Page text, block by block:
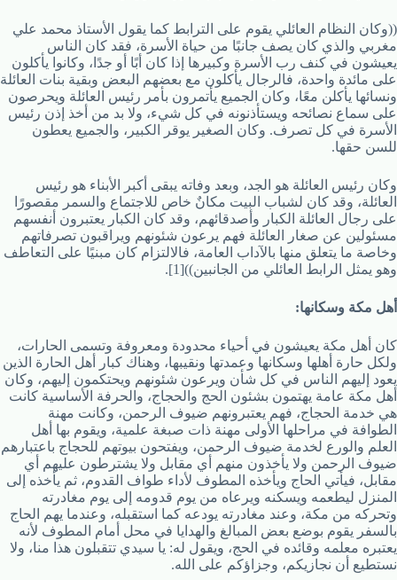
((وكان النظام العائلي يقوم على الترابط كما يقول الأستاذ محمد علي
مغربي والذي كان يصف جانبًا من حياة الأسرة، فقد كان الناس
يعيشون في كنف رب الأسرة وكبيرها إذا كان أبًا أو جدًا، وكانوا يأكلون
على مائدة واحدة، فالرجال يأكلون مع بعضهم البعض وبقية بنات العائلة
ونسائها يأكلن معًا، وكان الجميع يأتمرون بأمر رئيس العائلة ويحرصون
على سماع نصائحه ويستأذنونه في كل شيء، ولا بد من أخذ إذن رئيس
الأسرة في كل تصرف. وكان الصغير يوقر الكبير، والجميع يعطون
للسن حقها.
وكان رئيس العائلة هو الجد، وبعد وفاته يبقى أكبر الأبناء هو رئيس
العائلة، وقد كان لشباب البيت مكانٌ خاص للاجتماع والسمر مقصورًا
على رجال العائلة الكبار وأصدقائهم، وقد كان الكبار يعتبرون أنفسهم
مسئولين عن صغار العائلة فهم يرعون شئونهم ويراقبون تصرفاتهم
وخاصة ما يتعلق منها بالآداب العامة، فالالتزام كان مبنيًا على التعاطف
وهو يمثل الرابط العائلي من الجانبين))[1].
أهل مكة وسكانها:
كان أهل مكة يعيشون في أحياء محدودة ومعروفة وتسمى الحارات،
ولكل حارة أهلها وسكانها وعمدتها ونقيبها، وهناك كبار أهل الحارة الذين
يعود إليهم الناس في كل شأن ويرعون شئونهم ويحتكمون إليهم، وكان
أهل مكة عامة يهتمون بشئون الحج والحجاج، والحرفة الأساسية كانت
هي خدمة الحجاج، فهم يعتبرونهم ضيوف الرحمن، وكانت مهنة
الطوافة في مراحلها الأولى مهنة ذات صبغة علمية، ويقوم بها أهل
العلم والورع لخدمة ضيوف الرحمن، ويفتحون بيوتهم للحجاج باعتبارهم
ضيوف الرحمن ولا يأخذون منهم أي مقابل ولا يشترطون عليهم أي
مقابل، فيأتي الحاج ويأخذه المطوف لأداء طواف القدوم، ثم يأخذه إلى
المنزل ليطعمه ويسكنه ويرعاه من يوم قدومه إلى يوم مغادرته
وتحركه من مكة، وعند مغادرته يودعه كما استقبله، وعندما يهم الحاج
بالسفر يقوم بوضع بعض المبالغ والهدايا في محل أمام المطوف لأنه
يعتبره معلمه وقائده في الحج، ويقول له: يا سيدي تتقبلون هذا منا، ولا
نستطيع أن نجازيكم، وجزاؤكم على الله.